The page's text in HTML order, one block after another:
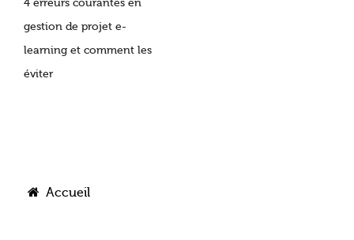
4 erreurs courantes en
gestion de projet e-
learning et comment les
éviter
Accueil